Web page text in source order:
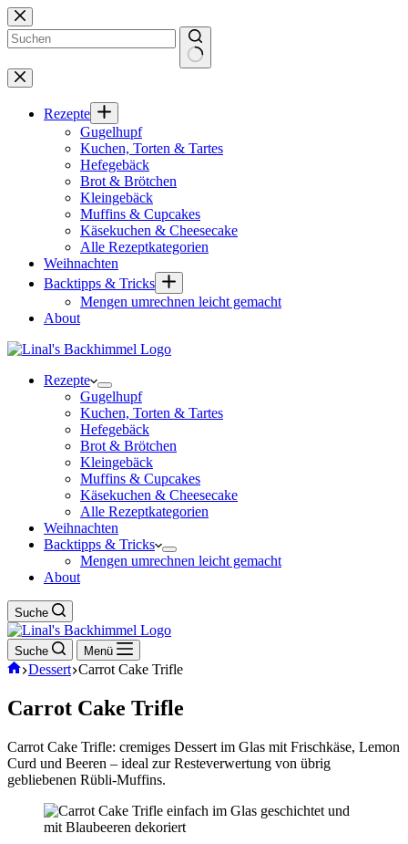
Zum
Inhalt
springen
Keine
Ergebnisse
Rezepte
Gugelhupf
Kuchen, Torten & Tartes
Hefegebäck
Brot & Brötchen
Kleingebäck
Muffins & Cupcakes
Käsekuchen & Cheesecake
Alle Rezeptkategorien
Weihnachten
Backtipps & Tricks
Mengen umrechnen leicht gemacht
About
Rezepte
Gugelhupf
Kuchen, Torten & Tartes
Hefegebäck
Brot & Brötchen
Kleingebäck
Muffins & Cupcakes
Käsekuchen & Cheesecake
Alle Rezeptkategorien
Weihnachten
Backtipps & Tricks
Mengen umrechnen leicht gemacht
About
Suche
Suche Menü
Start
Dessert Carrot Cake Trifle
Carrot Cake Trifle
Carrot Cake Trifle: cremiges Dessert im Glas mit Frischkäse, Lemon
Curd und Beeren – ideal zur Resteverwertung von übrig
gebliebenen Rübli-Muffins.